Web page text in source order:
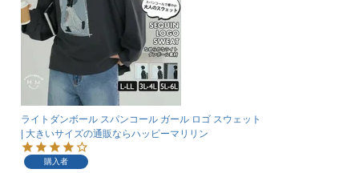
ライトダンボール スパンコール ガール ロゴ スウェット
| 大きいサイズの通販ならハッピーマリリン
購入者